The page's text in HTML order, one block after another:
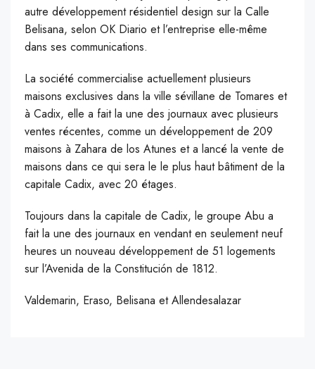
autre développement résidentiel design sur la Calle
Belisana, selon OK Diario et l’entreprise elle-même
dans ses communications.
La société commercialise actuellement plusieurs
maisons exclusives dans la ville sévillane de Tomares et
à Cadix, elle a fait la une des journaux avec plusieurs
ventes récentes, comme un développement de 209
maisons à Zahara de los Atunes et a lancé la vente de
maisons dans ce qui sera le le plus haut bâtiment de la
capitale Cadix, avec 20 étages.
Toujours dans la capitale de Cadix, le groupe Abu a
fait la une des journaux en vendant en seulement neuf
heures un nouveau développement de 51 logements
sur l’Avenida de la Constitución de 1812.
Valdemarin, Eraso, Belisana et Allendesalazar